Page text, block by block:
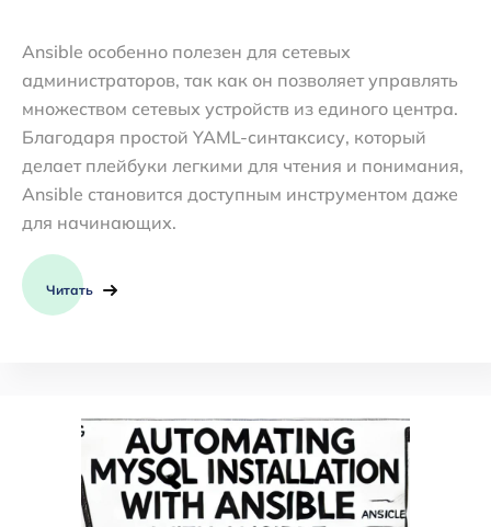
Ansible особенно полезен для сетевых
администраторов, так как он позволяет управлять
множеством сетевых устройств из единого центра.
Благодаря простой YAML-синтаксису, который
делает плейбуки легкими для чтения и понимания,
Ansible становится доступным инструментом даже
для начинающих.
Читать